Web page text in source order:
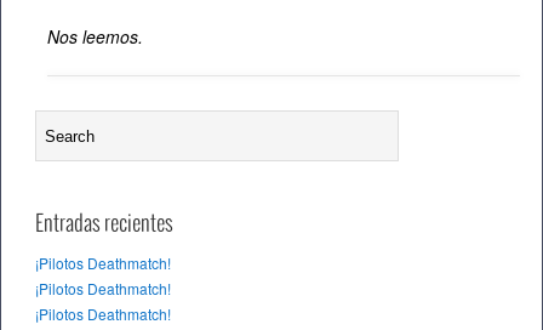
Nos leemos.
Entradas recientes
¡Pilotos Deathmatch!
¡Pilotos Deathmatch!
¡Pilotos Deathmatch!